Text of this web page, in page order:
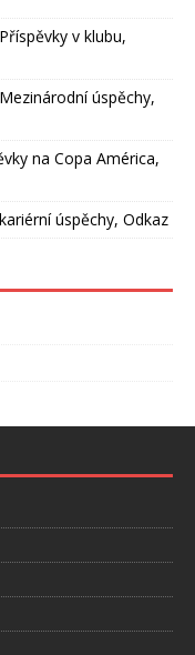
v klubu,
úspěchy,
na Copa América,
úspěchy, Odkaz